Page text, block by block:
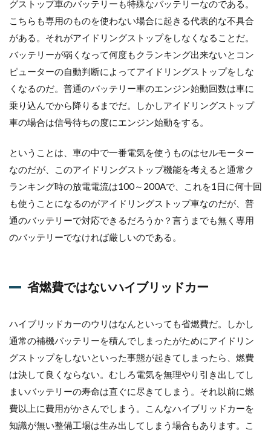
グストップ車のバッテリーも特殊なバッテリーなのである。
こちらも専用のものを使わない場合に起きる代表的な不具合
がある。それがアイドリングストップをしなくなることだ。
バッテリーが弱くなって何度もクランキング出来ないとコン
ピューターの自動判断によってアイドリングストップをしな
くなるのだ。普通のバッテリー車のエンジン始動回数は車に
乗り込んでから降りるまでだ。しかしアイドリングストップ
車の場合は信号待ちの度にエンジン始動をする。
ということは、車の中で一番電気を使うものはセルモーター
なのだが、このアイドリングストップ機能を考えると通常ク
ランキング時の放電電流は100～200Aで、これを1日に何十回
も使うことになるのがアイドリングストップ車なのだが、普
通のバッテリーで対応できるだろうか？言うまでも無く専用
のバッテリーでなければ厳しいのである。
省燃費ではないハイブリッドカー
ハイブリッドカーのウリはなんといっても省燃費だ。しかし
通常の補機バッテリーを積んでしまったがためにアイドリン
グストップをしないといった事態が起きてしまったら、燃費
は決して良くならない。むしろ電気を無理やり引き出してし
まいバッテリーの寿命は直ぐに尽きてしまう。それ以前に燃
費以上に費用がかさんでしまう。こんなハイブリッドカーを
知識が無い整備工場は生み出してしまう場合もあります。こ